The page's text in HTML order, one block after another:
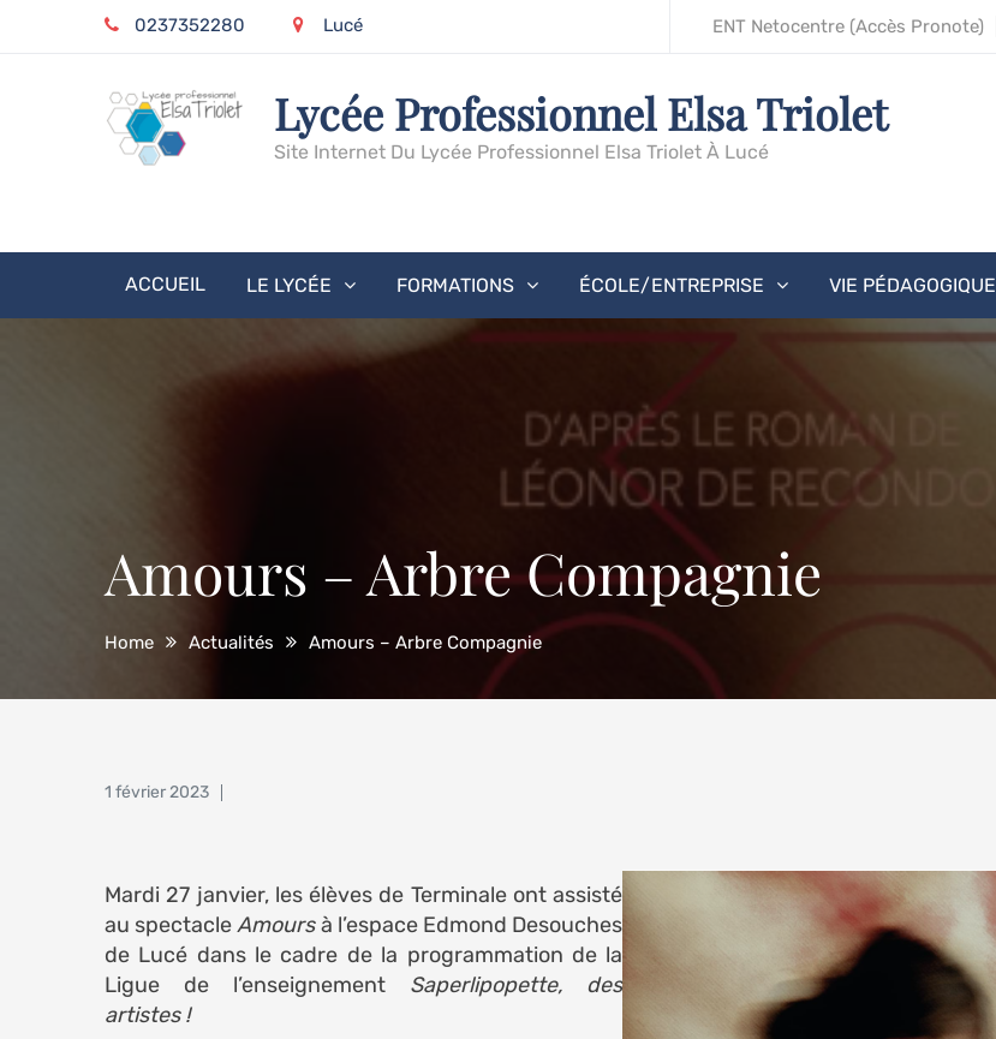
0237352280 Lucé ENT Netocentre (accès Pronote)
Lycée Professionnel Elsa Triolet
Site Internet Du Lycée Professionnel Elsa Triolet À Lucé
ACCUEIL LE LYCÉE FORMATIONS ÉCOLE/ENTREPRISE VIE PÉDAGOGIQUE
Amours – Arbre Compagnie
Home Actualités Amours – Arbre Compagnie
Posted
1 février 2023
Mardi 27 janvier, les élèves de Terminale ont assisté
au spectacleAmoursà l’espace Edmond Desouches
de Lucé dans le cadre de la programmation de la
Ligue de l’enseignement Saperlipopette, des
artistes !